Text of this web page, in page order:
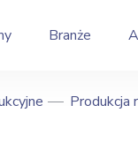
Branże
Produkcja